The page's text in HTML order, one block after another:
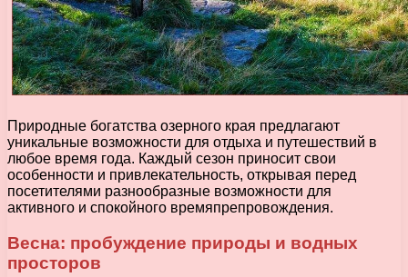
Природные богатства озерного края предлагают
уникальные возможности для отдыха и путешествий в
любое время года. Каждый сезон приносит свои
особенности и привлекательность, открывая перед
посетителями разнообразные возможности для
активного и спокойного времяпрепровождения.
Весна: пробуждение природы и водных
просторов